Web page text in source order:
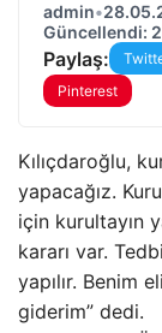
admin•
Güncellendi:
Paylaş:
Pinterest
Kılıçdaroğlu,
yapacağız.
için kurultayın
kararı var.
yapılır. Benim
giderim” dedi.